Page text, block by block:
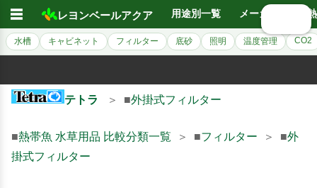
☰ レヨンベールアクア 用途別一覧 メーカー別
水槽 キャビネット フィルター 底砂 照明 温度管理 CO2
テトラ ＞ ■外掛式フィルター
■熱帯魚 水草用品 比較分類一覧 ＞ ■フィルター ＞ ■外
掛式フィルター